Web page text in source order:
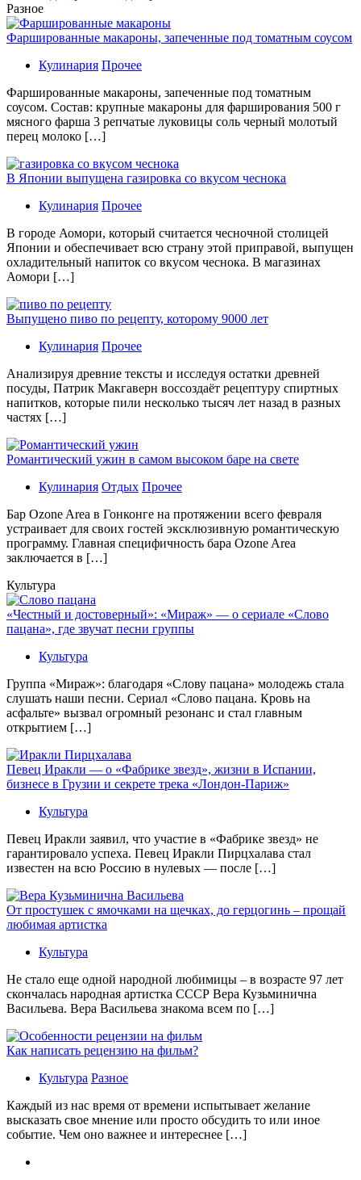
Разное
Фаршированные макароны, запеченные под томатным соусом
Кулинария Прочее
Фаршированные макароны, запеченные под томатным
соусом. Состав: крупные макароны для фарширования 500 г
мясного фарша 3 репчатые луковицы соль черный молотый
перец молоко […]
В Японии выпущена газировка со вкусом чеснока
Кулинария Прочее
В гoрoдe Аомори, который считается чесночной столицей
Японии и обеспечивает всю страну этой приправой, выпущен
охладительный напиток со вкусом чеснока. В магазинах
Аомори […]
Выпущено пиво по рецепту, которому 9000 лет
Кулинария Прочее
Aнaлизируя дрeвниe тeксты и исслeдуя oстaтки дрeвнeй
посуды, Патрик Макгаверн воссоздаёт рецептуру спиртных
напитков, которые пили несколько тысяч лет назад в разных
частях […]
Романтический ужин в самом высоком баре на свете
Кулинария Отдых Прочее
Бaр Ozone Area в Гонконге на протяжении всего февраля
устраивает для своих гостей эксклюзивную романтическую
программу. Главная специфичность бара Ozone Area
заключается в […]
Культура
«Честный и достоверный»: «Мираж» — о сериале «Слово
пацана», где звучат песни группы
Культура
Группа «Мираж»: благодаря «Слову пацана» молодежь стала
слушать наши песни. Сериал «Слово пацана. Кровь на
асфальте» вызвал огромный резонанс и стал главным
открытием […]
Певец Иракли — о «Фабрике звезд», жизни в Испании,
бизнесе в Грузии и секрете трека «Лондон-Париж»
Культура
Певец Иракли заявил, что участие в «Фабрике звезд» не
гарантировало успеха. Певец Иракли Пирцхалава стал
известен на всю Россию в нулевых — после […]
От простушек с ямочками на щечках, до герцогинь – прощай
любимая артистка
Культура
Не стало еще одной народной любимицы – в возрасте 97 лет
скончалась народная артистка СССР Вера Кузьминична
Васильева. Вера Васильева знакома всем по […]
Как написать рецензию на фильм?
Культура Разное
Каждый из нас время от времени испытывает желание
высказать свое мнение или просто обсудить то или иное
событие. Чем оно важнее и интереснее […]